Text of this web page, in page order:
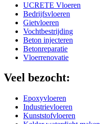
UCRETE Vloeren
Bedrijfsvloeren
Gietvloeren
Vochtbestrijding
Beton injecteren
Betonreparatie
Vloerrenovatie
Veel bezocht:
Epoxyvloeren
Industrievloeren
Kunststofvloeren